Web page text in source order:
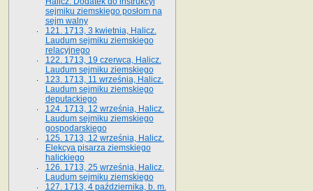
sejmiku ziemskiego posłom na
sejm walny
121. 1713, 3 kwietnia, Halicz.
Laudum sejmiku ziemskiego
relacyjnego
122. 1713, 19 czerwca, Halicz.
Laudum sejmiku ziemskiego
123. 1713, 11 września, Halicz.
Laudum sejmiku ziemskiego
deputackiego
124. 1713, 12 września, Halicz.
Laudum sejmiku ziemskiego
gospodarskiego
125. 1713, 12 września, Halicz.
Elekcya pisarza ziemskiego
halickiego
126. 1713, 25 września, Halicz.
Laudum sejmiku ziemskiego
127. 1713, 4 października, b. m.